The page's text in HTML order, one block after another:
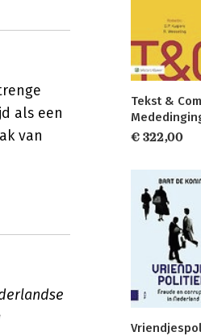
als een
van
Tekst &
€ 322,00